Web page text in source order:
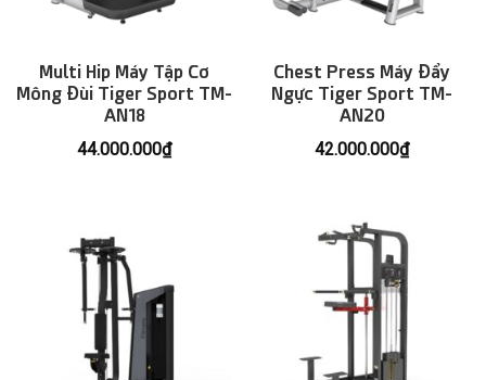
Multi Hip Máy Tập Cơ
Mông Đùi Tiger Sport TM-
AN18
44.000.000₫
Chest Press Máy Đẩy
Ngực Tiger Sport TM-
AN20
42.000.000₫